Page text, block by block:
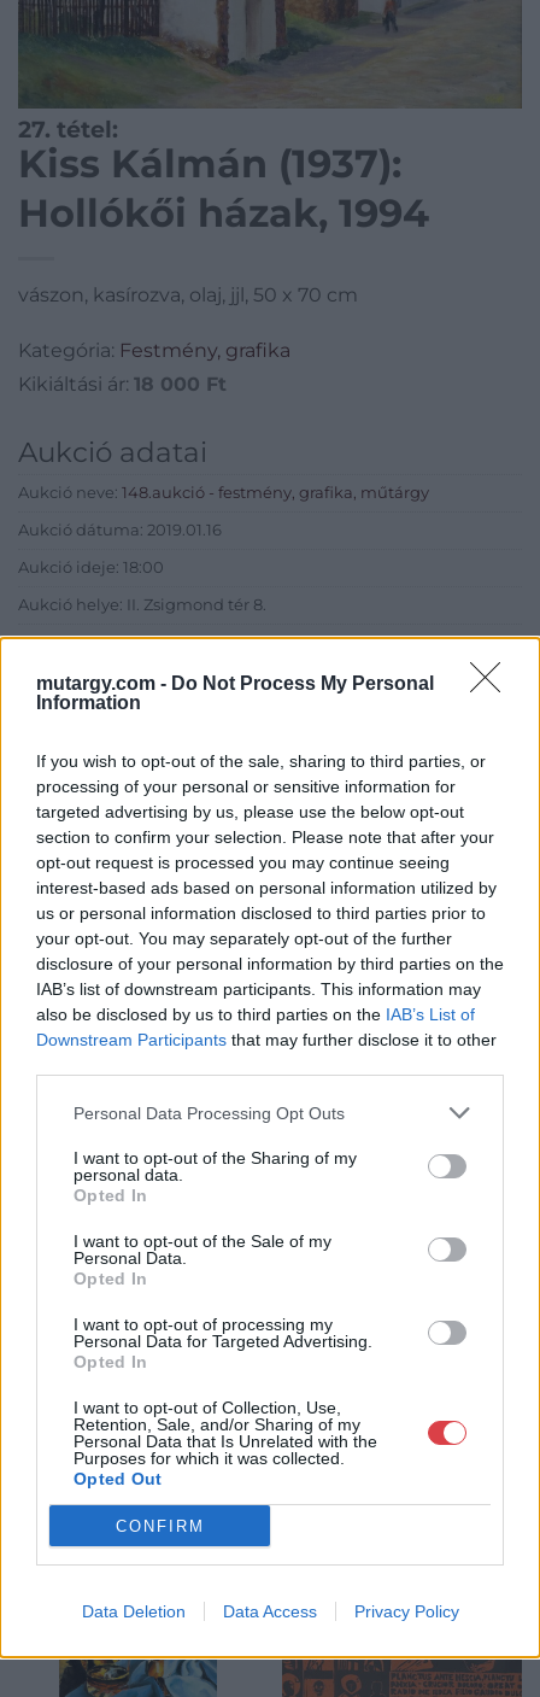
mutargy.com - Do Not Process My Personal
Information
If you wish to opt-out of the sale, sharing to third parties, or
processing of your personal or sensitive information for
targeted advertising by us, please use the below opt-out
section to confirm your selection. Please note that after your
opt-out request is processed you may continue seeing
interest-based ads based on personal information utilized by
us or personal information disclosed to third parties prior to
your opt-out. You may separately opt-out of the further
disclosure of your personal information by third parties on the
IAB’s list of downstream participants. This information may
also be disclosed by us to third parties on the IAB’s List of
Downstream Participants that may further disclose it to other
Personal Data Processing Opt Outs
I want to opt-out of the Sharing of my
personal data.
Opted In
I want to opt-out of the Sale of my
Personal Data.
Opted In
I want to opt-out of processing my
Personal Data for Targeted Advertising.
Opted In
I want to opt-out of Collection, Use,
Retention, Sale, and/or Sharing of my
Personal Data that Is Unrelated with the
Purposes for which it was collected.
Opted Out
CONFIRM
Data Deletion Data Access Privacy Policy
27. tétel:
Kiss Kálmán (1937):
Hollókői házak, 1994
vászon, kasírozva, olaj, jjl, 50 x 70 cm
Kategória: Festmény, grafika
Kikiáltási ár: 18 000 Ft
Aukció adatai
Aukció neve: 148.aukció - festmény, grafika, műtárgy
Aukció dátuma: 2019.01.16
Aukció ideje: 18:00
Aukció helye: II. Zsigmond tér 8.
Tételszám: 27
Eladó adatai
Eladó:Műgyűjtők Háza Kft.
Cím: Dudás Attila
Műgyűjtők Háza kft.
Budapest
1023.Bp. Zsigmond tér 11.
1023
Telefon: 18008123
Weboldal:
http://www.mugyujtokhaza.hu
Bemutatkozás: 2013 nyarán nyitottuk meg Galériánkat
Budapesten, a II. kerületben. Célunk, hogy az eladók optimális
áron, gyorsan találjanak vevőt műtárgyaikra, az eladók pedig
kínálatunkból. Ezért is rendezünk minden második héten,
szerda esténként online árverést! Kedd-től péntek-ig 11.00-este
18.00 óráig várjuk szeretettel az érdeklődőket.
GALÉRIA TOVÁBBI MŰTÁRGYAI
KAPCSOLÓDÓ MŰTÁRGYAK